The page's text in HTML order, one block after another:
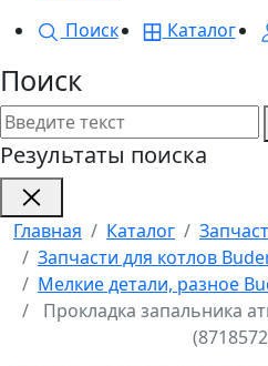
Поиск
Каталог
Поиск
Результаты поиска
Главная Каталог
Запчасти для котлов
Мелкие детали, разное
Прокладка запальника